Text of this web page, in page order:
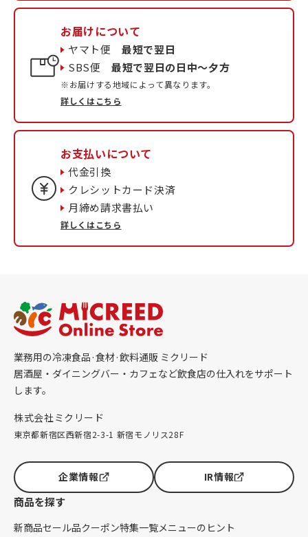
お届けについて
ヤマト便最短で翌日
SBS便最短で翌日の日中〜夕方
※お届けする地域によって異なります。
詳しくはこちら
お支払いについて
代金引換
クレシットカード決済
月締め請求書払い
詳しくはこちら
業務用の冷凍食品·食材·飲料通販 ミクリード
居酒屋・ダイニングバー・カフェなど飲食店の仕入れをサポート
します。
株式会社ミクリード
東京都新宿区西新宿2-3-1 新宿モノリス28F
企業情報 IR情報
商品を探す
新商品セール品クーポン特集一覧メニューのヒント